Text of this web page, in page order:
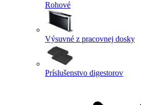
Rohové
Výsuvné z pracovnej dosky
Príslušenstvo digestorov